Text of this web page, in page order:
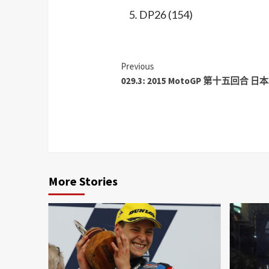
DP26 (154)
Previous
029.3: 2015 MotoGP 第十五回合 日
More Stories